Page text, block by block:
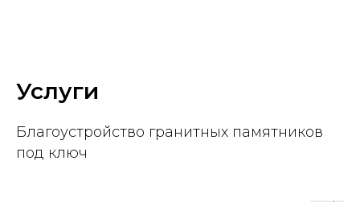
Услуги
Благоустройство гранитных памятников
под ключ